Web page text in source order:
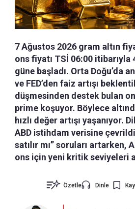
7 Ağustos 2026 gram altın
ons fiyatı TSİ 06:00 itibarıyla
güne başladı. Orta Doğu’da
ve FED’den faiz artışı
düşmesinden destek bulan
prime koşuyor. Böylece
hızlı değer artışı yaşanıyor.
ABD istihdam verisine çevrildi.
satılır mı” soruları artarken,
ons için yeni kritik seviyeleri
Özetle Dinle